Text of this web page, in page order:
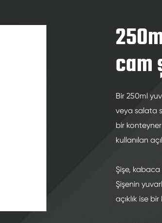
700ml alkollü cam şişeler
cam
Bir 250ml
veya salata
bir
kullanılan
Şişe,
Şişenin
açıklık ise